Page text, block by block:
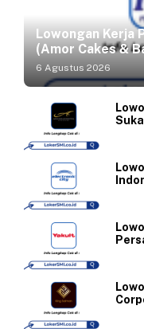
Lowongan Kerja
(Amor Cakes &
6 Agustus 2026